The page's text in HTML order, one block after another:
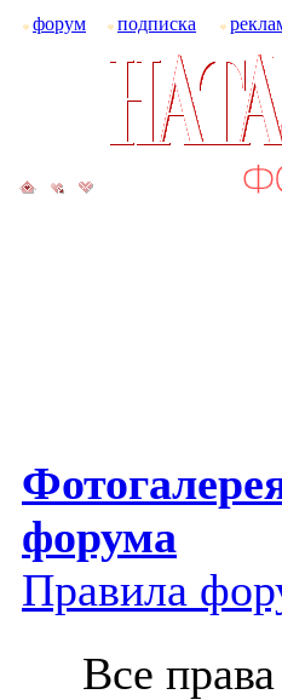
форум подписка
форума
Правила
Все